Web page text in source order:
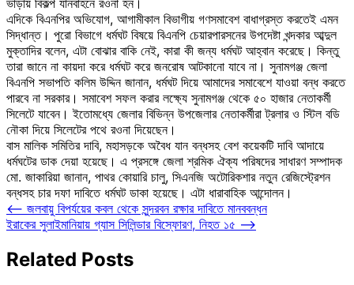
এদিকে বিএনপির অভিযোগ, আগামীকাল বিভাগীয় গণসমাবেশ বাধাগ্রস্ত করতেই এমন
সিদ্ধান্ত। পুরো বিভাগে ধর্মঘট বিষয়ে বিএনপি চেয়ারপারসনের উপদেষ্টা খন্দকার আব্দুল
মুক্তাদির বলেন, এটা বোঝার বাকি নেই, কারা কী জন্য ধর্মঘট আহ্বান করেছে। কিন্তু
তারা জানে না কায়দা করে ধর্মঘট করে জনরোষ আটকানো যাবে না। সুনামগঞ্জ জেলা
বিএনপি সভাপতি কলিম উদ্দিন জানান, ধর্মঘট দিয়ে আমাদের সমাবেশে যাওয়া বন্ধ করতে
পারবে না সরকার। সমাবেশ সফল করার লক্ষ্যে সুনামগঞ্জ থেকে ৫০ হাজার নেতাকর্মী
সিলেটে যাবেন। ইতোমধ্যে জেলার বিভিন্ন উপজেলার নেতাকর্মীরা ট্রলার ও স্টিল বডি
নৌকা দিয়ে সিলেটের পথে রওনা দিয়েছেন।
বাস মালিক সমিতির দাবি, মহাসড়কে অবৈধ যান বন্ধসহ বেশ কয়েকটি দাবি আদায়ে
ধর্মঘটের ডাক দেয়া হয়েছে। এ প্রসঙ্গে জেলা শ্রমিক ঐক্য পরিষদের সাধারণ সম্পাদক
মো. জাকারিয়া জানান, পাথর কোয়ারি চালু, সিএনজি অটোরিকশার নতুন রেজিস্ট্রেশন
বন্ধসহ চার দফা দাবিতে ধর্মঘট ডাকা হয়েছে। এটা ধারাবাহিক আন্দোলন।
Post
navigation
⟵ জলবায়ু বিপর্যয়ের কবল থেকে সুন্দরবন রক্ষার দাবিতে মানববন্ধন
ইরাকের সুলাইমানিয়ায় গ্যাস সিলিন্ডার বিস্ফোরণ, নিহত ১৫ ⟶
Related Posts